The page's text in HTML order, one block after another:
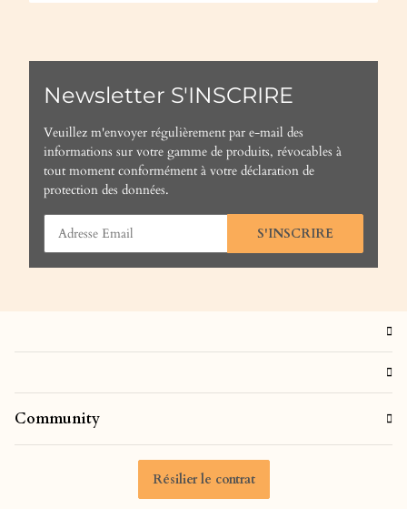
Newsletter S'INSCRIRE
Veuillez m'envoyer régulièrement par e-mail des
informations sur votre gamme de produits, révocables à
tout moment conformément à votre déclaration de
protection des données.
S'INSCRIRE
Community
Résilier le contrat